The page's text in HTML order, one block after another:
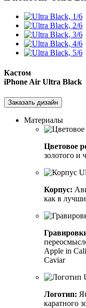
Кастом
iPhone Air Ultra Black
Заказать дизайн
Материалы
Цветовое
золотого и
Корпус:
как в
Apple in
Caviar
Логотип:
каратного